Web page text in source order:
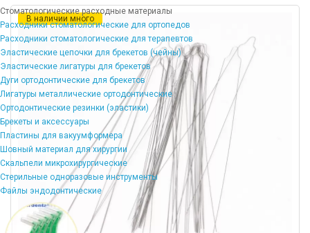
Стоматологические расходные материалы
Расходники стоматологические для ортопедов
Расходники стоматологические для терапевтов
Эластические цепочки для брекетов (чейны)
Эластические лигатуры для брекетов
Дуги ортодонтические для брекетов
Лигатуры металлические ортодонтические
Ортодонтические резинки (эластики)
Брекеты и аксессуары
Пластины для вакуумформера
Шовный материал для хирургии
Скальпели микрохирургические
Стерильные одноразовые инструменты
Файлы эндодонтические
В наличии много